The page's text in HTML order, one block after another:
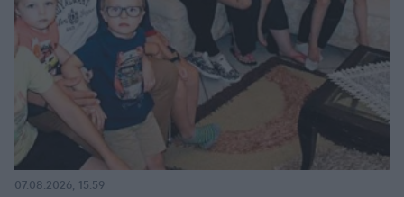
07.08.2026, 15:59